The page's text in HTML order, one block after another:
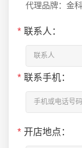
代理品牌：金
* 联系人：
* 联系手机：
* 开店地点：